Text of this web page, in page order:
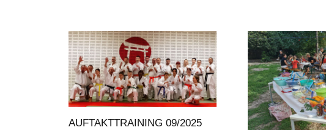
AUFTAKTTRAINING 09/2025